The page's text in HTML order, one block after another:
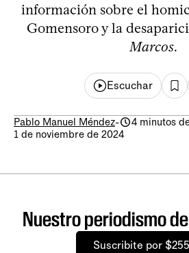
información sobre el
Gomensoro y la
Marcos.
Escuchar
Pablo Manuel Méndez-
4 minutos
1 de noviembre de 2024
Nuestro periodismo
Suscribite por